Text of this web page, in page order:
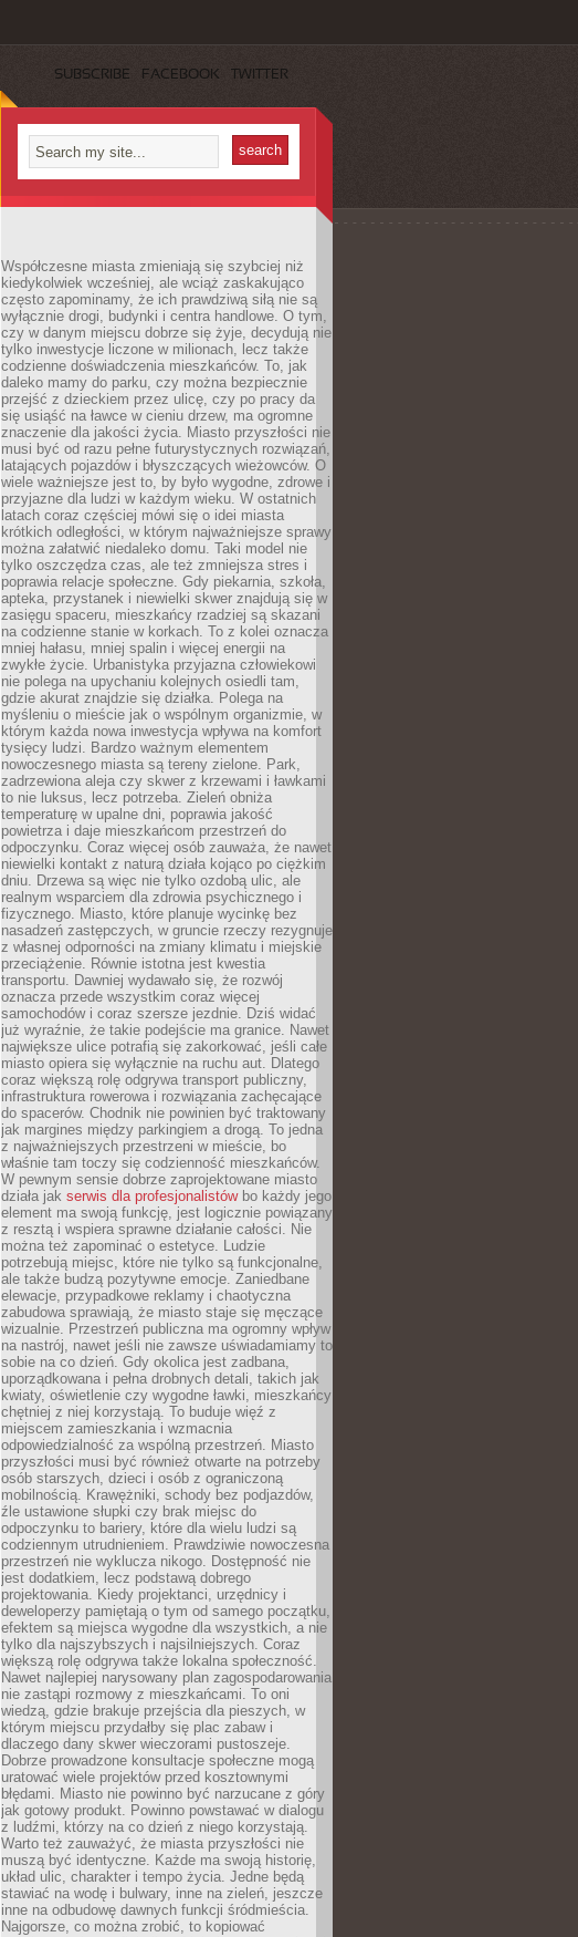
SUBSCRIBE FACEBOOK TWITTER
Współczesne miasta zmieniają się szybciej niż
kiedykolwiek wcześniej, ale wciąż zaskakująco
często zapominamy, że ich prawdziwą siłą nie są
wyłącznie drogi, budynki i centra handlowe. O tym,
czy w danym miejscu dobrze się żyje, decydują nie
tylko inwestycje liczone w milionach, lecz także
codzienne doświadczenia mieszkańców. To, jak
daleko mamy do parku, czy można bezpiecznie
przejść z dzieckiem przez ulicę, czy po pracy da
się usiąść na ławce w cieniu drzew, ma ogromne
znaczenie dla jakości życia. Miasto przyszłości nie
musi być od razu pełne futurystycznych rozwiązań,
latających pojazdów i błyszczących wieżowców. O
wiele ważniejsze jest to, by było wygodne, zdrowe i
przyjazne dla ludzi w każdym wieku. W ostatnich
latach coraz częściej mówi się o idei miasta
krótkich odległości, w którym najważniejsze sprawy
można załatwić niedaleko domu. Taki model nie
tylko oszczędza czas, ale też zmniejsza stres i
poprawia relacje społeczne. Gdy piekarnia, szkoła,
apteka, przystanek i niewielki skwer znajdują się w
zasięgu spaceru, mieszkańcy rzadziej są skazani
na codzienne stanie w korkach. To z kolei oznacza
mniej hałasu, mniej spalin i więcej energii na
zwykłe życie. Urbanistyka przyjazna człowiekowi
nie polega na upychaniu kolejnych osiedli tam,
gdzie akurat znajdzie się działka. Polega na
myśleniu o mieście jak o wspólnym organizmie, w
którym każda nowa inwestycja wpływa na komfort
tysięcy ludzi. Bardzo ważnym elementem
nowoczesnego miasta są tereny zielone. Park,
zadrzewiona aleja czy skwer z krzewami i ławkami
to nie luksus, lecz potrzeba. Zieleń obniża
temperaturę w upalne dni, poprawia jakość
powietrza i daje mieszkańcom przestrzeń do
odpoczynku. Coraz więcej osób zauważa, że nawet
niewielki kontakt z naturą działa kojąco po ciężkim
dniu. Drzewa są więc nie tylko ozdobą ulic, ale
realnym wsparciem dla zdrowia psychicznego i
fizycznego. Miasto, które planuje wycinkę bez
nasadzeń zastępczych, w gruncie rzeczy rezygnuje
z własnej odporności na zmiany klimatu i miejskie
przeciążenie. Równie istotna jest kwestia
transportu. Dawniej wydawało się, że rozwój
oznacza przede wszystkim coraz więcej
samochodów i coraz szersze jezdnie. Dziś widać
już wyraźnie, że takie podejście ma granice. Nawet
największe ulice potrafią się zakorkować, jeśli całe
miasto opiera się wyłącznie na ruchu aut. Dlatego
coraz większą rolę odgrywa transport publiczny,
infrastruktura rowerowa i rozwiązania zachęcające
do spacerów. Chodnik nie powinien być traktowany
jak margines między parkingiem a drogą. To jedna
z najważniejszych przestrzeni w mieście, bo
właśnie tam toczy się codzienność mieszkańców.
W pewnym sensie dobrze zaprojektowane miasto
działa jak serwis dla profesjonalistówbo każdy jego
element ma swoją funkcję, jest logicznie powiązany
z resztą i wspiera sprawne działanie całości. Nie
można też zapominać o estetyce. Ludzie
potrzebują miejsc, które nie tylko są funkcjonalne,
ale także budzą pozytywne emocje. Zaniedbane
elewacje, przypadkowe reklamy i chaotyczna
zabudowa sprawiają, że miasto staje się męczące
wizualnie. Przestrzeń publiczna ma ogromny wpływ
na nastrój, nawet jeśli nie zawsze uświadamiamy to
sobie na co dzień. Gdy okolica jest zadbana,
uporządkowana i pełna drobnych detali, takich jak
kwiaty, oświetlenie czy wygodne ławki, mieszkańcy
chętniej z niej korzystają. To buduje więź z
miejscem zamieszkania i wzmacnia
odpowiedzialność za wspólną przestrzeń. Miasto
przyszłości musi być również otwarte na potrzeby
osób starszych, dzieci i osób z ograniczoną
mobilnością. Krawężniki, schody bez podjazdów,
źle ustawione słupki czy brak miejsc do
odpoczynku to bariery, które dla wielu ludzi są
codziennym utrudnieniem. Prawdziwie nowoczesna
przestrzeń nie wyklucza nikogo. Dostępność nie
jest dodatkiem, lecz podstawą dobrego
projektowania. Kiedy projektanci, urzędnicy i
deweloperzy pamiętają o tym od samego początku,
efektem są miejsca wygodne dla wszystkich, a nie
tylko dla najszybszych i najsilniejszych. Coraz
większą rolę odgrywa także lokalna społeczność.
Nawet najlepiej narysowany plan zagospodarowania
nie zastąpi rozmowy z mieszkańcami. To oni
wiedzą, gdzie brakuje przejścia dla pieszych, w
którym miejscu przydałby się plac zabaw i
dlaczego dany skwer wieczorami pustoszeje.
Dobrze prowadzone konsultacje społeczne mogą
uratować wiele projektów przed kosztownymi
błędami. Miasto nie powinno być narzucane z góry
jak gotowy produkt. Powinno powstawać w dialogu
z ludźmi, którzy na co dzień z niego korzystają.
Warto też zauważyć, że miasta przyszłości nie
muszą być identyczne. Każde ma swoją historię,
układ ulic, charakter i tempo życia. Jedne będą
stawiać na wodę i bulwary, inne na zieleń, jeszcze
inne na odbudowę dawnych funkcji śródmieścia.
Najgorsze, co można zrobić, to kopiować